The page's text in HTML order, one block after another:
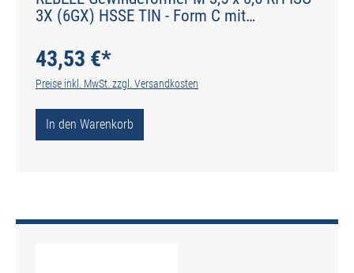
3X (6GX) HSSE TIN - Form C mit
43,53 €*
Preise inkl. MwSt. zzgl. Versandkosten
In den Warenkorb